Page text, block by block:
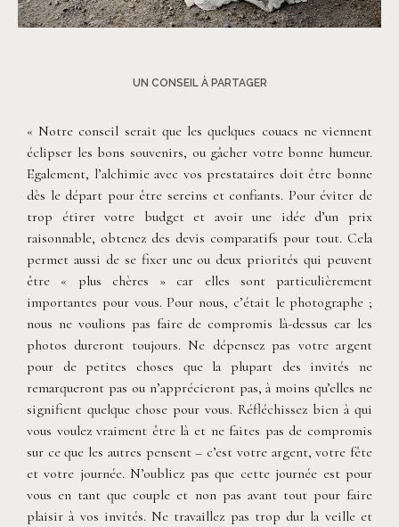
UN CONSEIL À PARTAGER
« Notre conseil serait que les quelques couacs ne viennent
éclipser les bons souvenirs, ou gâcher votre bonne humeur.
Egalement, l’alchimie avec vos prestataires doit être bonne
dès le départ pour être sereins et confiants. Pour éviter de
trop étirer votre budget et avoir une idée d’un prix
raisonnable, obtenez des devis comparatifs pour tout. Cela
permet aussi de se fixer une ou deux priorités qui peuvent
être « plus chères » car elles sont particulièrement
importantes pour vous. Pour nous, c’était le photographe ;
nous ne voulions pas faire de compromis là-dessus car les
photos dureront toujours. Ne dépensez pas votre argent
pour de petites choses que la plupart des invités ne
remarqueront pas ou n’apprécieront pas, à moins qu’elles ne
signifient quelque chose pour vous. Réfléchissez bien à qui
vous voulez vraiment être là et ne faites pas de compromis
sur ce que les autres pensent – c’est votre argent, votre fête
et votre journée. N’oubliez pas que cette journée est pour
vous en tant que couple et non pas avant tout pour faire
plaisir à vos invités. Ne travaillez pas trop dur la veille et